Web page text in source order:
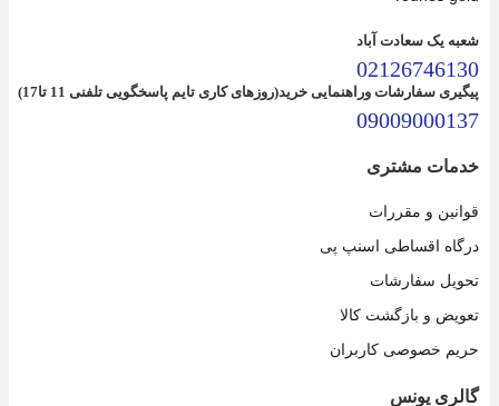
شعبه یک سعادت آباد
02126746130
پیگیری سفارشات وراهنمایی خرید(روزهای کاری تایم پاسخگویی تلفنی 11 تا17)
09009000137
خدمات مشتری
قوانین و مقررات
درگاه اقساطی اسنپ پی
تحویل سفارشات
تعویض و بازگشت کالا
حریم خصوصی کاربران
گالری یونس